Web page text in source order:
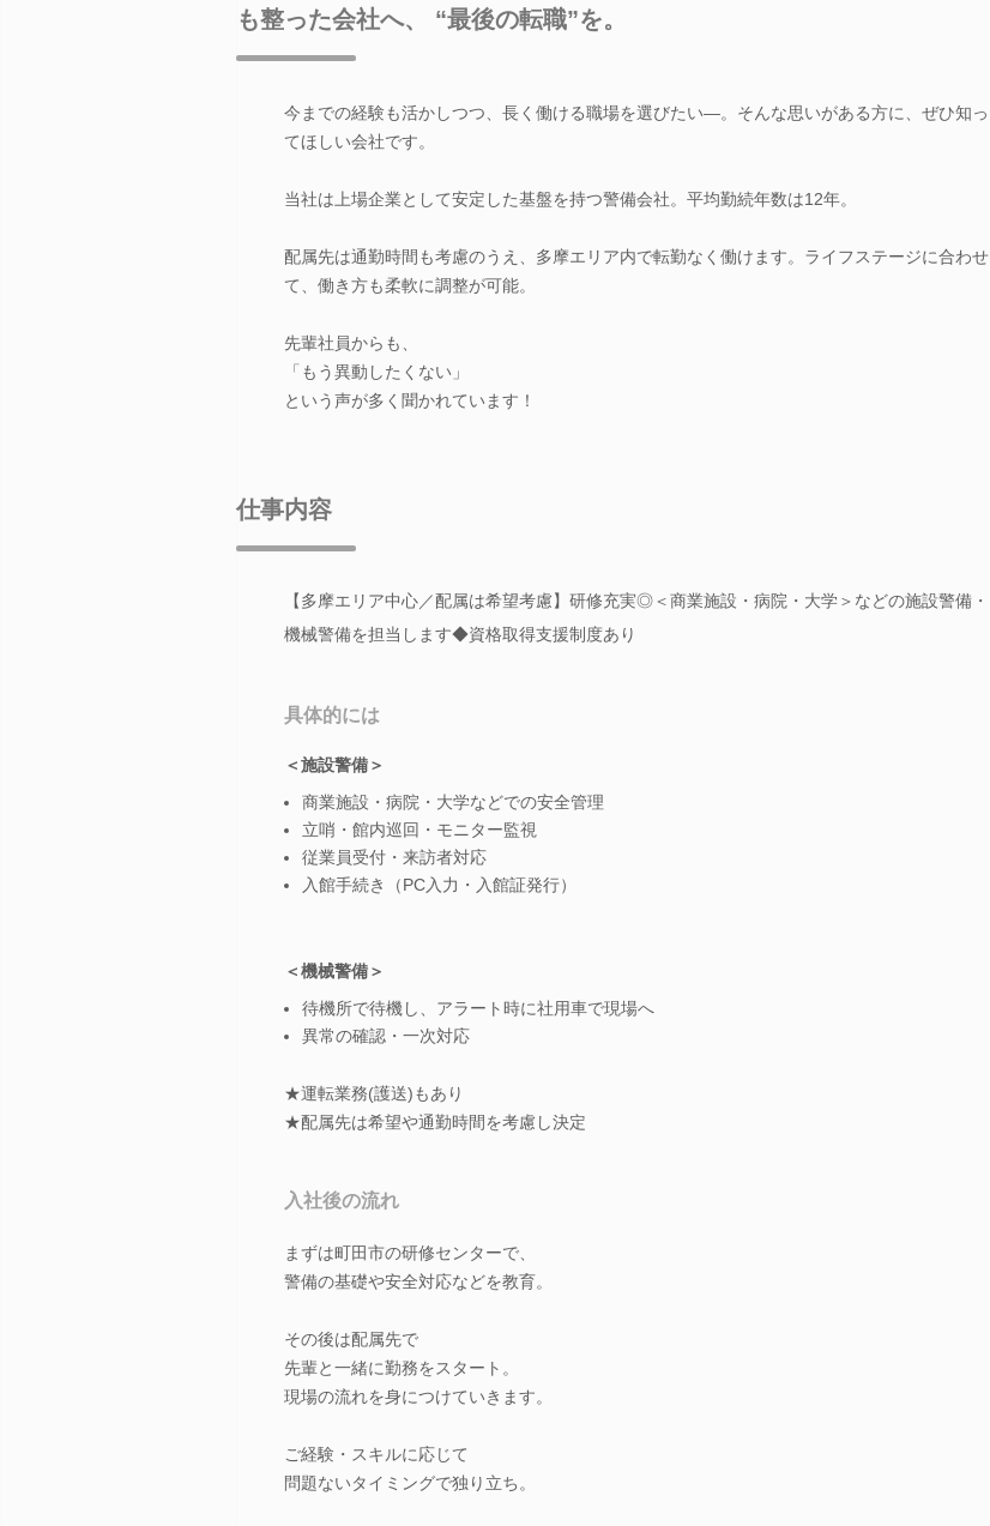
も整った会社へ、 “最後の転職”を。
今までの経験も活かしつつ、長く働ける職場を選びたい―。そんな思いがある方に、ぜひ知っ
てほしい会社です。
当社は上場企業として安定した基盤を持つ警備会社。平均勤続年数は12年。
配属先は通勤時間も考慮のうえ、多摩エリア内で転勤なく働けます。ライフステージに合わせ
て、働き方も柔軟に調整が可能。
先輩社員からも、
「もう異動したくない」
という声が多く聞かれています！
仕事内容
【多摩エリア中心／配属は希望考慮】研修充実◎＜商業施設・病院・大学＞などの施設警備・
機械警備を担当します◆資格取得支援制度あり
具体的には
＜施設警備＞
商業施設・病院・大学などでの安全管理
立哨・館内巡回・モニター監視
従業員受付・来訪者対応
入館手続き（PC入力・入館証発行）
＜機械警備＞
待機所で待機し、アラート時に社用車で現場へ
異常の確認・一次対応
★運転業務(護送)もあり
★配属先は希望や通勤時間を考慮し決定
入社後の流れ
まずは町田市の研修センターで、
警備の基礎や安全対応などを教育。
その後は配属先で
先輩と一緒に勤務をスタート。
現場の流れを身につけていきます。
ご経験・スキルに応じて
問題ないタイミングで独り立ち。